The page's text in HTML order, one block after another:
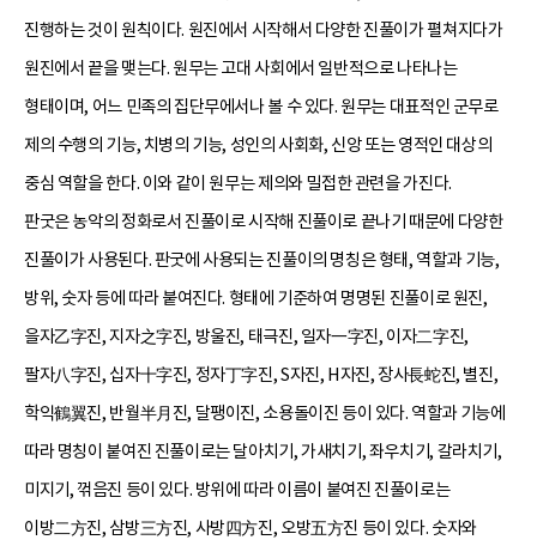
진행하는 것이 원칙이다. 원진에서 시작해서 다양한 진풀이가 펼쳐지다가
원진에서 끝을 맺는다. 원무는 고대 사회에서 일반적으로 나타나는
형태이며, 어느 민족의 집단무에서나 볼 수 있다. 원무는 대표적인 군무로
제의 수행의 기능, 치병의 기능, 성인의 사회화, 신앙 또는 영적인 대상의
중심 역할을 한다. 이와 같이 원무는 제의와 밀접한 관련을 가진다.
판굿은 농악의 정화로서 진풀이로 시작해 진풀이로 끝나기 때문에 다양한
진풀이가 사용된다. 판굿에 사용되는 진풀이의 명칭은 형태, 역할과 기능,
방위, 숫자 등에 따라 붙여진다. 형태에 기준하여 명명된 진풀이로 원진,
을자乙字진, 지자之字진, 방울진, 태극진, 일자一字진, 이자二字진,
팔자八字진, 십자十字진, 정자丁字진, S자진, H자진, 장사長蛇진, 별진,
학익鶴翼진, 반월半月진, 달팽이진, 소용돌이진 등이 있다. 역할과 기능에
따라 명칭이 붙여진 진풀이로는 달아치기, 가새치기, 좌우치기, 갈라치기,
미지기, 꺾음진 등이 있다. 방위에 따라 이름이 붙여진 진풀이로는
이방二方진, 삼방三方진, 사방四方진, 오방五方진 등이 있다. 숫자와